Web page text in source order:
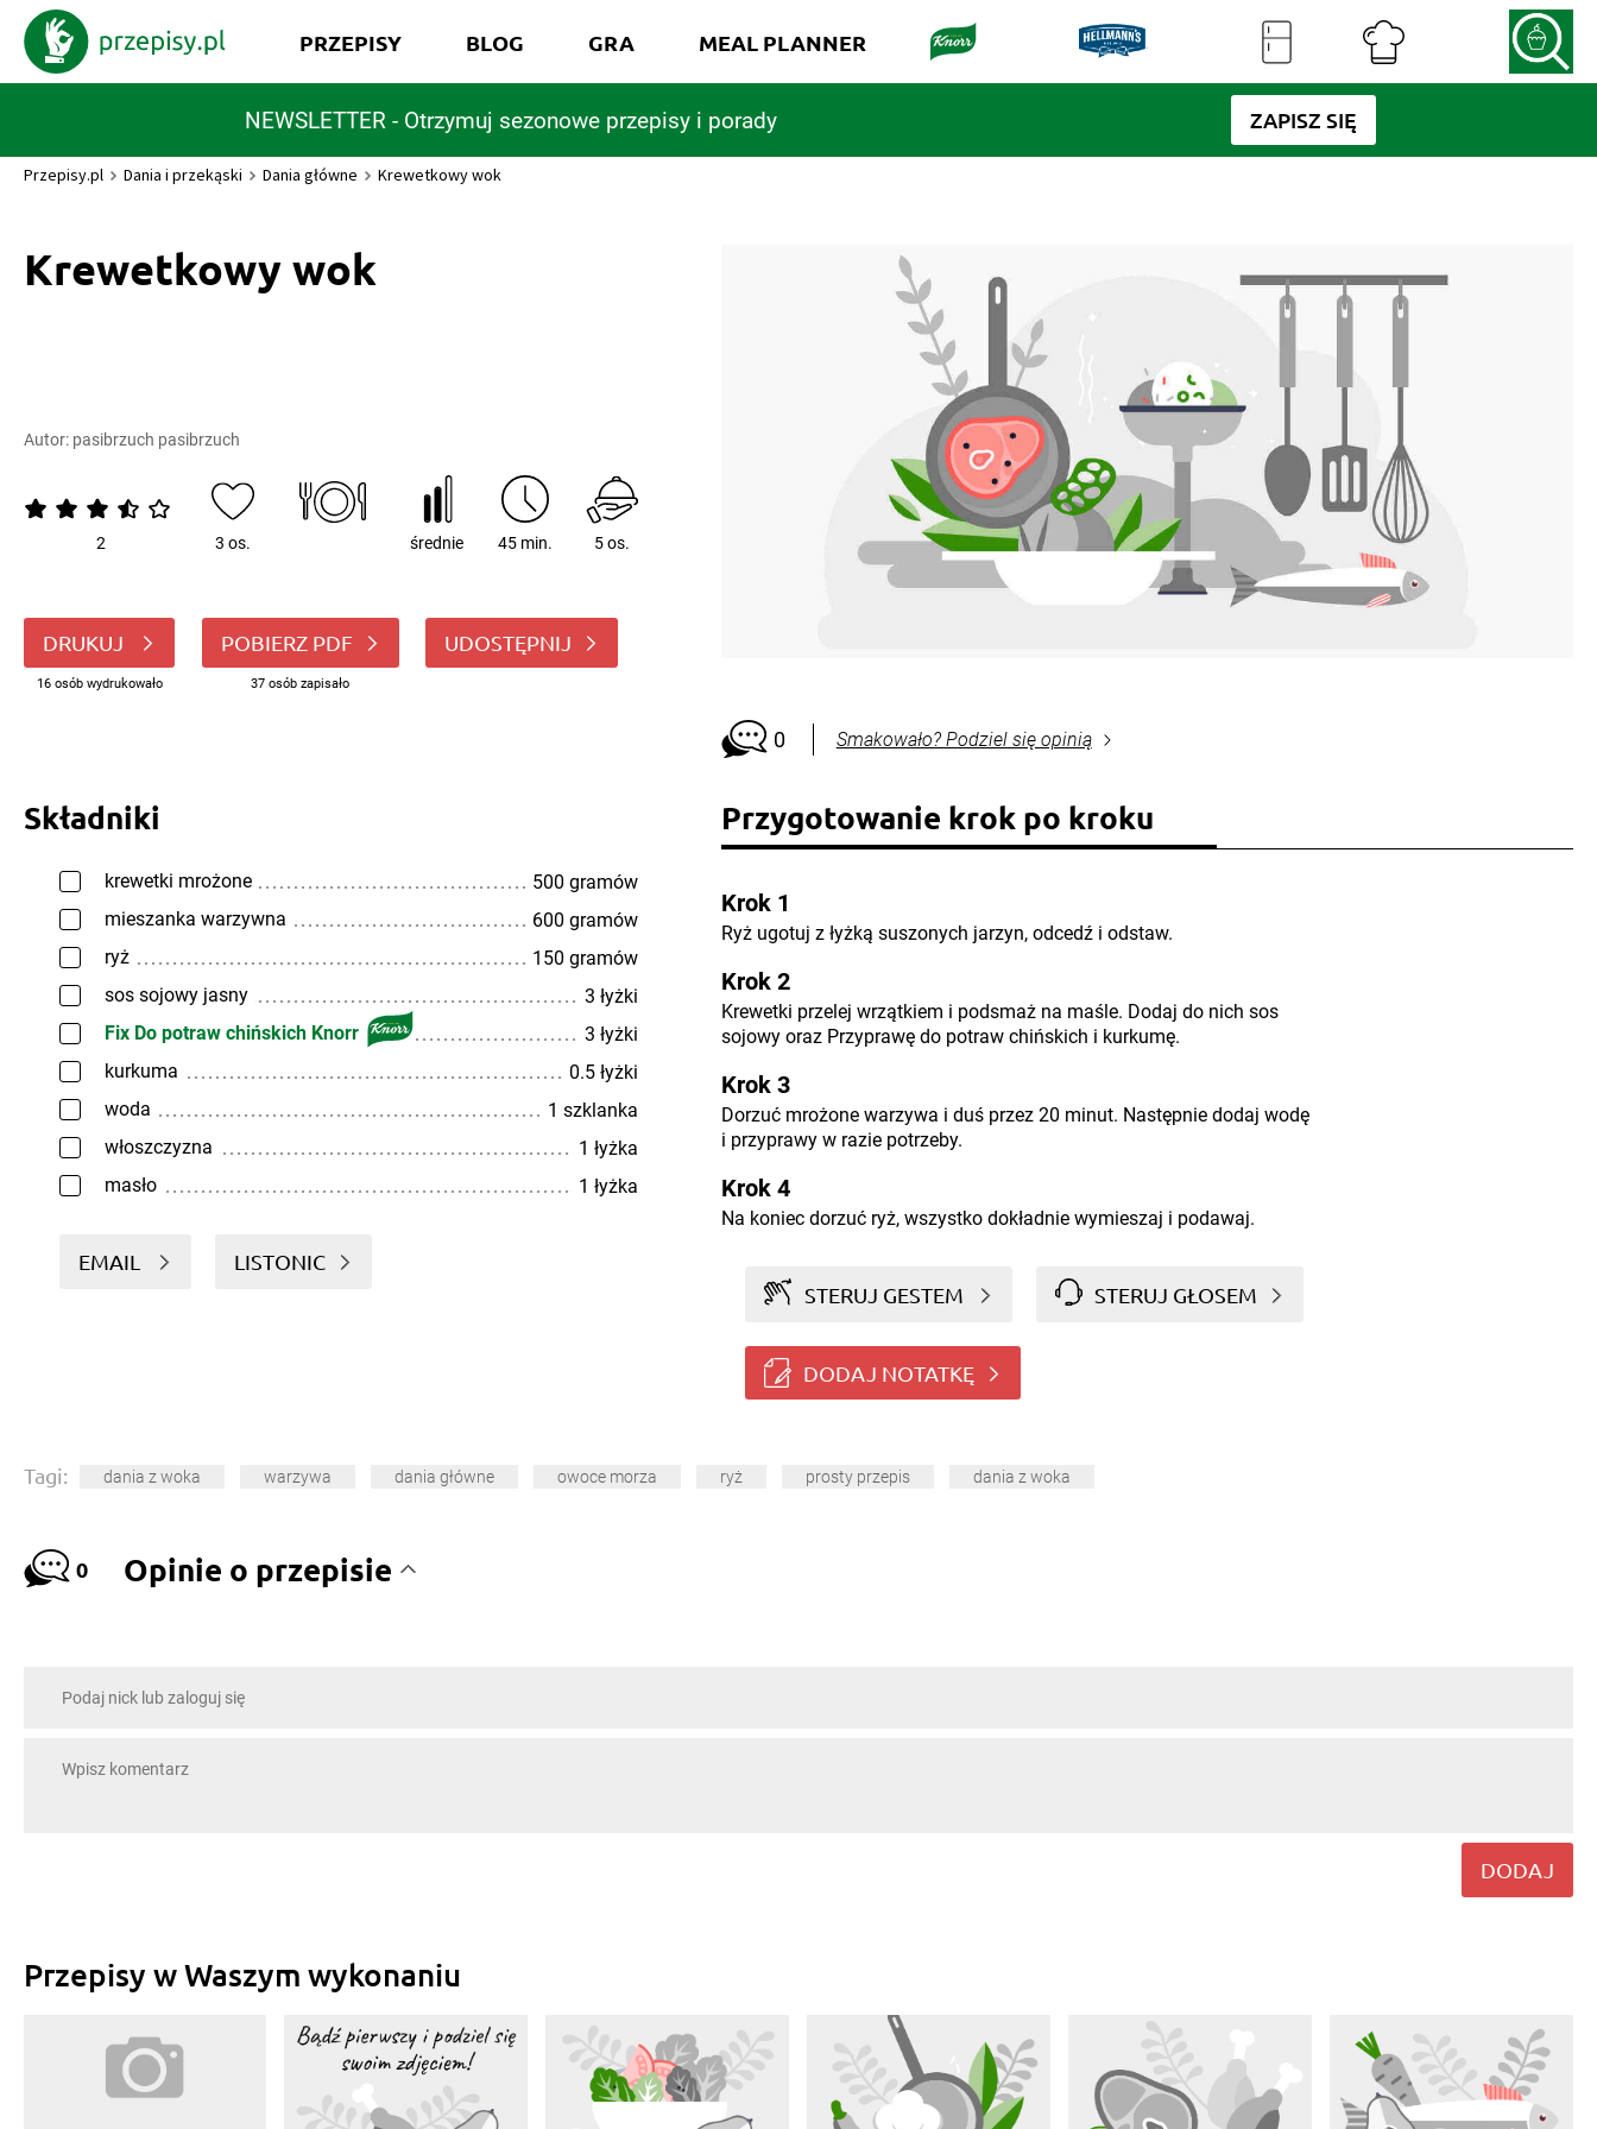
NEWSLETTER - Otrzymuj sezonowe przepisy i porady ZAPISZ SIĘ
PRZEPISY BLOG GRA MEAL PLANNER
Przepisy.pl Dania i przekąski Dania główne Krewetkowy wok
Krewetkowy wok
Autor: pasibrzuch pasibrzuch
2 3 os. średnie 45 min. 5 os.
DRUKUJ
16 osób wydrukowało
POBIERZ PDF
37 osób zapisało
UDOSTĘPNIJ
0 Smakowało? Podziel się opinią
Składniki
krewetki mrożone
500 gramów
mieszanka warzywna
600 gramów
ryż
150 gramów
sos sojowy jasny
3 łyżki
Fix Do potraw chińskich Knorr
3 łyżki
kurkuma
0.5 łyżki
woda
1 szklanka
włoszczyzna
1 łyżka
masło
1 łyżka
EMAIL LISTONIC
Przygotowanie krok po kroku
Krok 1
Ryż ugotuj z łyżką suszonych jarzyn, odcedź i odstaw.
Krok 2
Krewetki przelej wrzątkiem i podsmaż na maśle. Dodaj do nich sos
sojowy oraz Przyprawę do potraw chińskich i kurkumę.
Krok 3
Dorzuć mrożone warzywa i duś przez 20 minut. Następnie dodaj wodę
i przyprawy w razie potrzeby.
Krok 4
Na koniec dorzuć ryż, wszystko dokładnie wymieszaj i podawaj.
STERUJ GESTEM STERUJ GŁOSEM
DODAJ NOTATKĘ
Tagi: dania z woka warzywa dania główne owoce morza ryż prosty przepis dania z woka
0 Opinie o przepisie
DODAJ
Przepisy w Waszym wykonaniu